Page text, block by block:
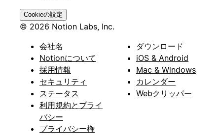
Cookieの設定
© 2026 Notion Labs, Inc.
会社名
Notionについて
採用情報
セキュリティ
ステータス
利用規約とプライ
バシー
プライバシー権
ダウンロード
iOS & Android
Mac & Windows
カレンダー
Webクリッパー